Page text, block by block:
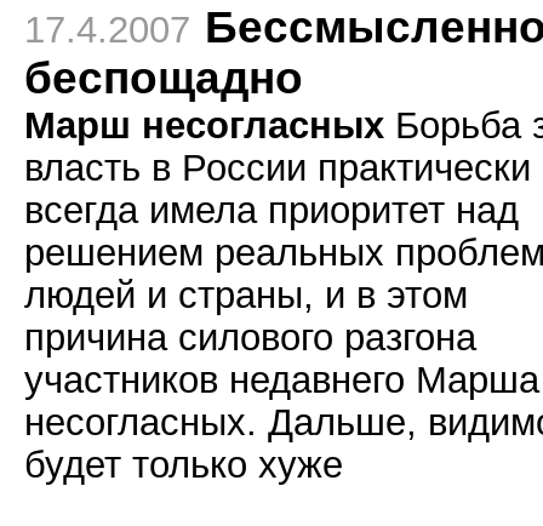
17.4.2007
беспощадно
Марш несогласных Борьба
власть в России практически
всегда имела приоритет над
решением реальных
людей и страны, и в этом
причина силового разгона
участников недавнего Марша
несогласных. Дальше,
будет только хуже